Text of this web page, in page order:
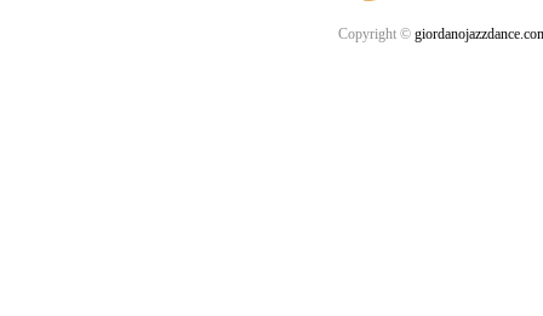
Copyright ©